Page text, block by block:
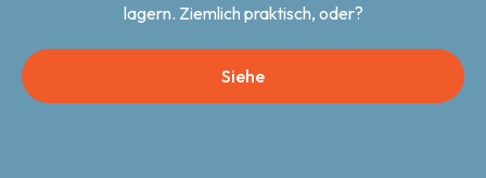
lagern. Ziemlich praktisch, oder?
Siehe